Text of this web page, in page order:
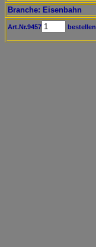
Branche: Eisenbahn
Art.Nr.9457 bestellen